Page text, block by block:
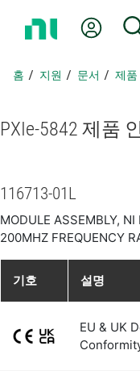
지
아
내 계
홈 지원 문서 제품
PXIe-5842 제품
116713-01L
MODULE ASSEMBLY,
200MHZ FREQUENCY
기호 설명
EU & UK